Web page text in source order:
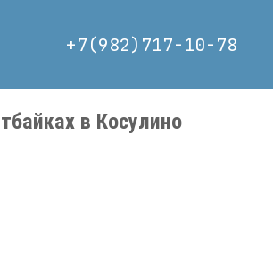
+7(982)717-10-78
в Косулино